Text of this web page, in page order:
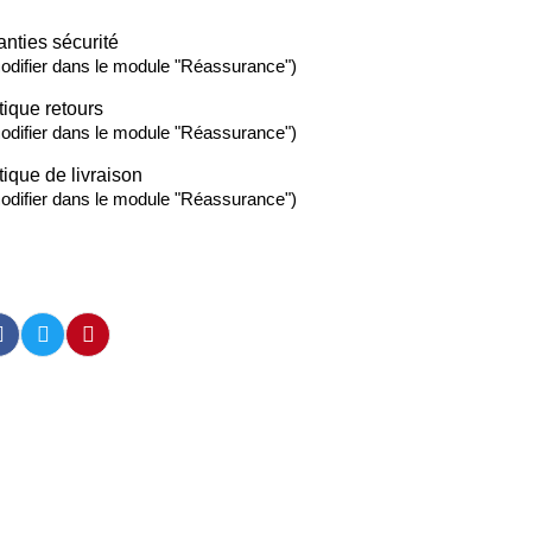
sécurité
dans le module "Réassurance")
retours
dans le module "Réassurance")
de livraison
dans le module "Réassurance")